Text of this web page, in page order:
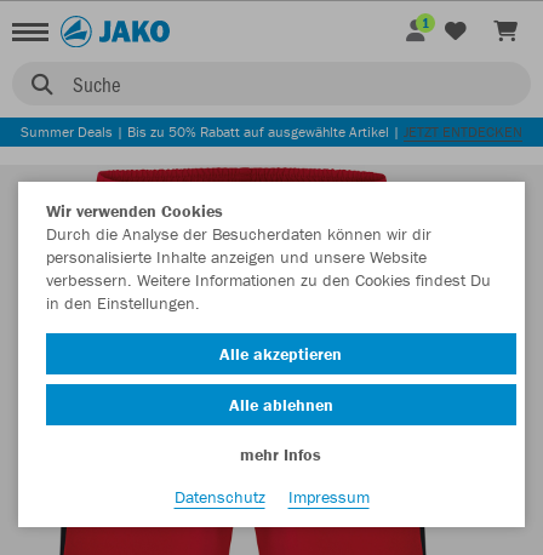
Suche
1
Summer Deals | Bis zu 50% Rabatt auf ausgewählte Artikel | JETZT ENTDECKEN
Wir verwenden Cookies
Durch die Analyse der Besucherdaten können wir dir
personalisierte Inhalte anzeigen und unsere Website
verbessern. Weitere Informationen zu den Cookies findest Du
in den Einstellungen.
Alle akzeptieren
Alle ablehnen
mehr Infos
Datenschutz
Impressum